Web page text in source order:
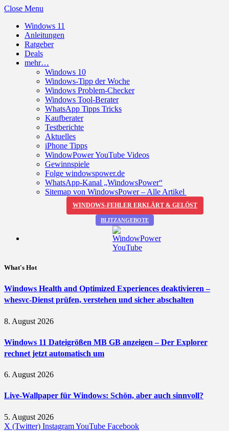
Close Menu
Windows 11
Anleitungen
Ratgeber
Deals
mehr…
Windows 10
Windows-Tipp der Woche
Windows Problem-Checker
Windows Tool-Berater
WhatsApp Tipps Tricks
Kaufberater
Testberichte
Aktuelles
iPhone Tipps
WindowPower YouTube Videos
Gewinnspiele
Folge windowspower.de
WhatsApp-Kanal „WindowsPower“
Sitemap von WindowsPower – Alle Artikel
WINDOWS-FEHLER ERKLÄRT & GELÖST
BLITZANGEBOTE
What's Hot
Windows Health and Optimized Experiences deaktivieren –
whesvc-Dienst prüfen, verstehen und sicher abschalten
8. August 2026
Windows 11 Dateigrößen MB GB anzeigen – Der Explorer
rechnet jetzt automatisch um
6. August 2026
Live-Wallpaper für Windows: Schön, aber auch sinnvoll?
5. August 2026
X (Twitter) InstagramYouTube Facebook